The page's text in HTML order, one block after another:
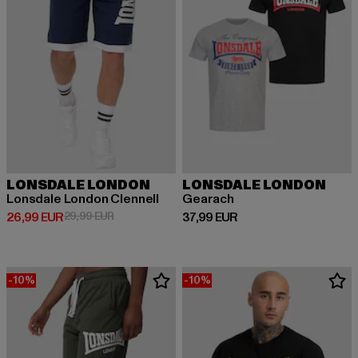
LONSDALE LONDON
Lonsdale London Clennell
26,99 EUR
Prix courant: 26,99 EUR
29,99 EURPrix en promotion: 29,99 EUR
LONSDALE LONDON
Gearach
37,99 EUR
Prix courant: 37,99 EUR
-10% -10%